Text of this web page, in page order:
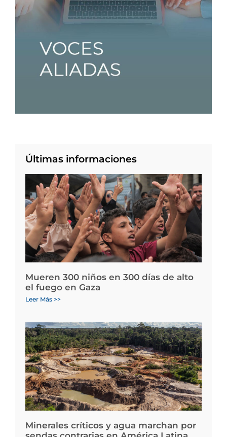
Últimas informaciones
Mueren 300 niños en 300 días de alto
el fuego en Gaza
Leer Más >>
Minerales críticos y agua marchan por